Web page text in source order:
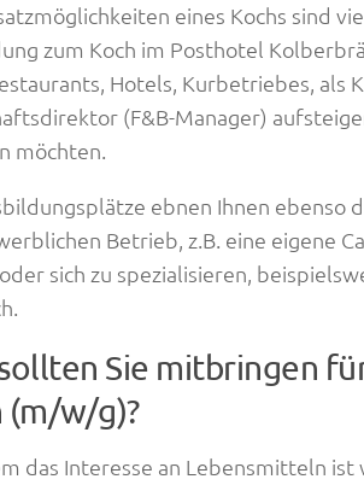
eines Kochs sind
zum Koch im Posthotel
Hotels, Kurbetriebes, als
(F&B-Manager)
möchten.
ebnen Ihnen ebenso
Betrieb, z.B. eine eigene
sich zu spezialisieren,
Sie mitbringen
(m/w/g)?
das Interesse an Lebensmitteln